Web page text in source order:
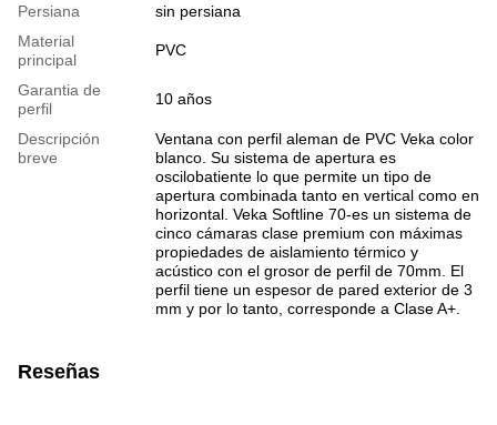
Persiana
sin persiana
Material
principal
PVC
Garantia de
perfil
10 años
Descripción
breve
Ventana con perfil aleman de PVC Veka color
blanco. Su sistema de apertura es
oscilobatiente lo que permite un tipo de
apertura combinada tanto en vertical como en
horizontal. Veka Softline 70-es un sistema de
cinco cámaras clase premium con máximas
propiedades de aislamiento térmico y
acústico con el grosor de perfil de 70mm. El
perfil tiene un espesor de pared exterior de 3
mm y por lo tanto, corresponde a Clase A+.
Reseñas